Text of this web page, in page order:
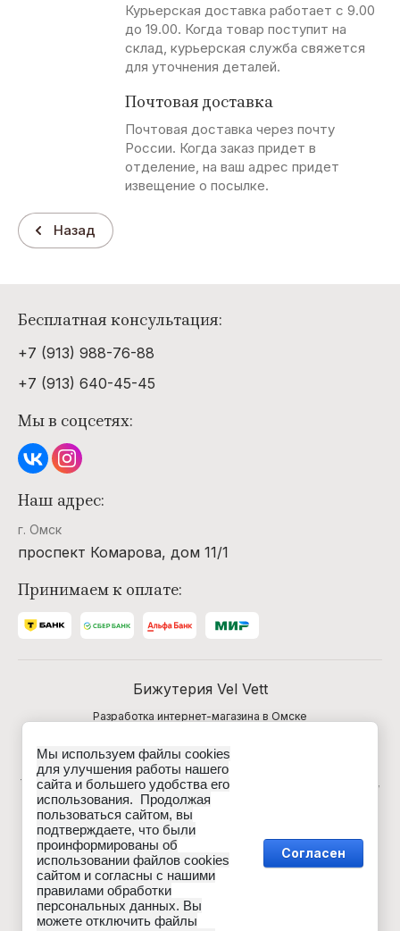
Курьерская доставка работает с 9.00
до 19.00. Когда товар поступит на
склад, курьерская служба свяжется
для уточнения деталей.
Почтовая доставка
Почтовая доставка через почту
России. Когда заказ придет в
отделение, на ваш адрес придет
извещение о посылке.
Назад
Бесплатная консультация:
+7 (913) 988-76-88
+7 (913) 640-45-45
Мы в соцсетях:
Наш адрес:
г. Омск
проспект Комарова, дом 11/1
Принимаем к оплате:
Бижутерия Vel Vett
Разработка интернет-магазина в Омске
Данные о товарах и услугах, включая цены и
технические характеристики, представленные на сайте,
не являются публичной офертой, определяемой
положениями Статьи 437 (2) ГК РФ, а носят
исключительно информационный характер. Для
получения точной информации о наличии и стоимости
товара, пожалуйста, обращайтесь по нашим телефонам.
Мы используем файлы cookies
для улучшения работы нашего
сайта и большего удобства его
использования. Продолжая
пользоваться сайтом, вы
подтверждаете, что были
проинформированы об
использовании файлов cookies
сайтом и согласны с нашими
правилами обработки
персональных данных. Вы
можете отключить файлы
Согласен